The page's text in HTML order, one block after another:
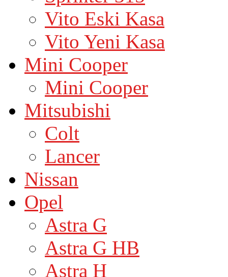
Vito Eski Kasa
Vito Yeni Kasa
Mini Cooper
Mini Cooper
Mitsubishi
Colt
Lancer
Nissan
Opel
Astra G
Astra G HB
Astra H